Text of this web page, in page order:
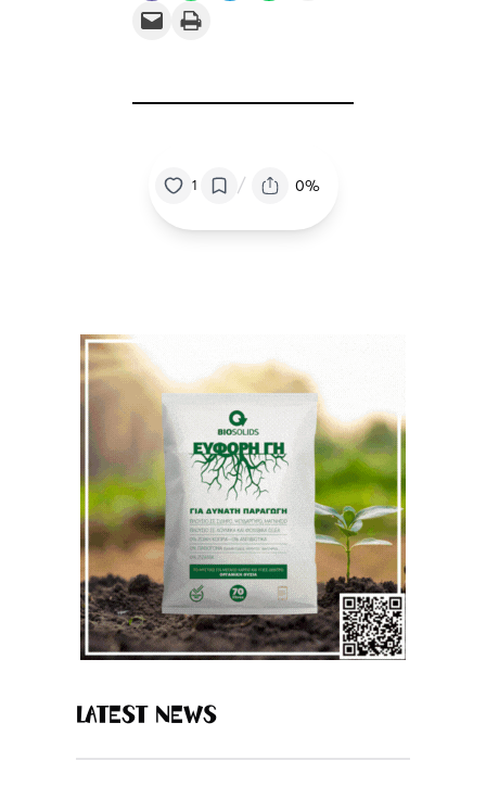
Email this Page
Print this Page
1 / 0%
Latest News